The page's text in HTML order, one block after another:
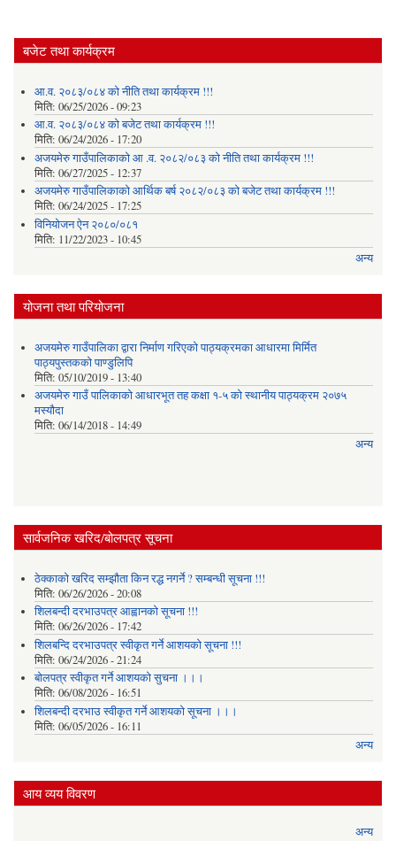
बजेट तथा कार्यक्रम
आ.व. २०८३/०८४ को नीति तथा कार्यक्रम !!!
मिति: 06/25/2026 - 09:23
आ.व. २०८३/०८४ को बजेट तथा कार्यक्रम !!!
मिति: 06/24/2026 - 17:20
अजयमेरु गाउँपालिकाको आ .व. २०८२/०८३ को नीति तथा कार्यक्रम !!!
मिति: 06/27/2025 - 12:37
अजयमेरु गाउँपालिकाको आर्थिक बर्ष २०८२/०८३ को बजेट तथा कार्यक्रम !!!
मिति: 06/24/2025 - 17:25
विनियोजन ऐन २०८०/०८१
मिति: 11/22/2023 - 10:45
अन्य
योजना तथा परियोजना
अजयमेरु गाउँपालिका द्वारा निर्माण गरिएको पाठ्यक्रमका आधारमा मिर्मित
पाठ्यपुस्तकको पाण्डुलिपि
मिति: 05/10/2019 - 13:40
अजयमेरु गाउँ पालिकाको आधारभूत तह कक्षा १-५ को स्थानीय पाठ्यक्रम २०७५
मस्यौदा
मिति: 06/14/2018 - 14:49
अन्य
सार्वजनिक खरिद/बोलपत्र सूचना
ठेक्काको खरिद सम्झौता किन रद्ध नगर्ने ? सम्बन्धी सूचना !!!
मिति: 06/26/2026 - 20:08
शिलबन्दी दरभाउपत्र आह्वानको सूचना !!!
मिति: 06/26/2026 - 17:42
शिलबन्दि दरभाउपत्र स्वीकृत गर्ने आशयकाे सूचना !!!
मिति: 06/24/2026 - 21:24
बोलपत्र स्वीकृत गर्ने आशयको सुचना ।।।
मिति: 06/08/2026 - 16:51
शिलबन्दी दरभाउ स्वीकृत गर्ने आशयको सूचना ।।।
मिति: 06/05/2026 - 16:11
अन्य
आय व्यय विवरण
अन्य